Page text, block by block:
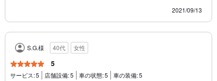
2021/09/13
S.G.様 40代 女性
5
サービス:5 店舗設備:5 車の状態:5 車の装備:5